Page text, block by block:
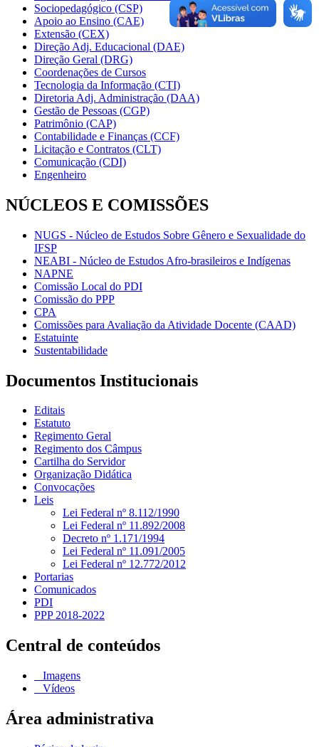
Sociopedagógico (CSP)
Apoio ao Ensino (CAE)
Extensão (CEX)
Direção Adj. Educacional (DAE)
Direção Geral (DRG)
Coordenações de Cursos
Tecnologia da Informação (CTI)
Diretoria Adj. Administração (DAA)
Gestão de Pessoas (CGP)
Patrimônio (CAP)
Contabilidade e Finanças (CCF)
Licitação e Contratos (CLT)
Comunicação (CDI)
Engenheiro
NÚCLEOS E COMISSÕES
NUGS - Núcleo de Estudos Sobre Gênero e Sexualidade do
IFSP
NEABI - Núcleo de Estudos Afro-brasileiros e Indígenas
NAPNE
Comissão Local do PDI
Comissão do PPP
CPA
Comissões para Avaliação da Atividade Docente (CAAD)
Estatuinte
Sustentabilidade
Documentos Institucionais
Editais
Estatuto
Regimento Geral
Regimento dos Câmpus
Cartilha do Servidor
Organização Didática
Convocações
Leis
Lei Federal nº 8.112/1990
Lei Federal nº 11.892/2008
Decreto nº 1.171/1994
Lei Federal nº 11.091/2005
Lei Federal nº 12.772/2012
Portarias
Comunicados
PDI
PPP 2018-2022
Central de conteúdos
Imagens
Vídeos
Área administrativa